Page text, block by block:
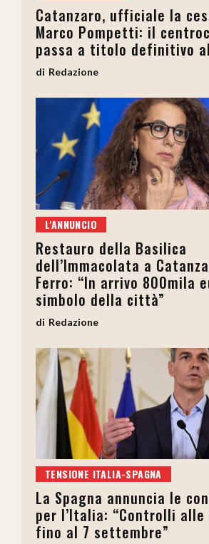
Catanzaro, ufficiale la
Marco Pompetti: il
passa a titolo definitivo
Redazione
L'ANNUNCIO
Restauro della Basilica
dell’Immacolata a
Ferro: “In arrivo 800mila
simbolo della città”
Redazione
TENSIONE ITALIA-SPAGNA
La Spagna annuncia le
per l’Italia: “Controlli
fino al 7 settembre”